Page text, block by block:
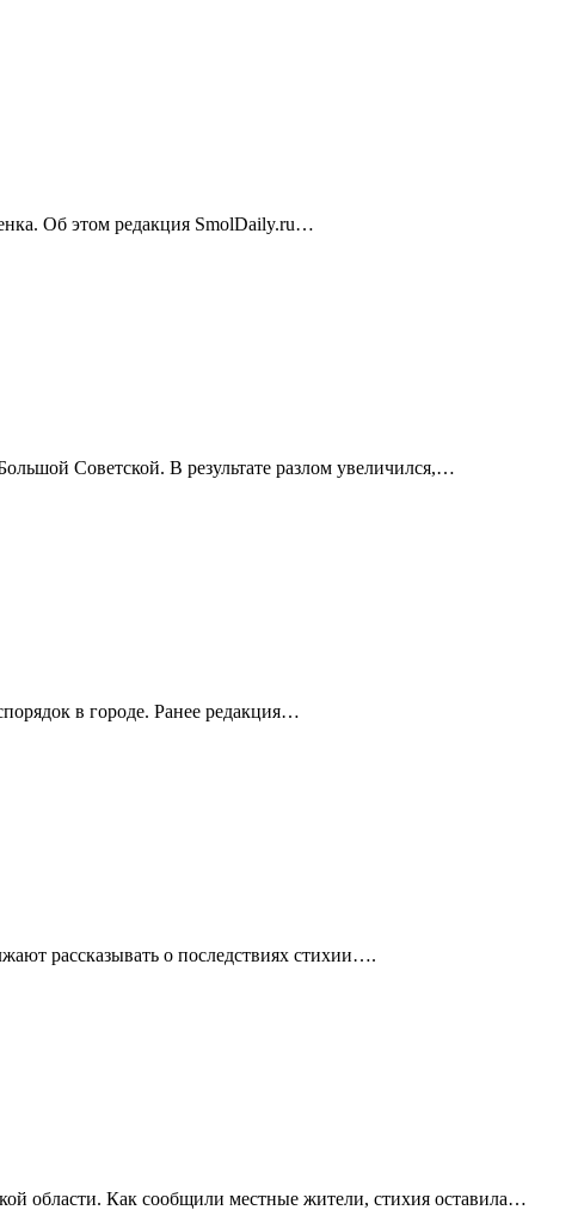
Об этом редакция SmolDaily.ru…
Советской. В результате разлом увеличился,…
в городе. Ранее редакция…
рассказывать о последствиях стихии….
области. Как сообщили местные жители, стихия оставила…